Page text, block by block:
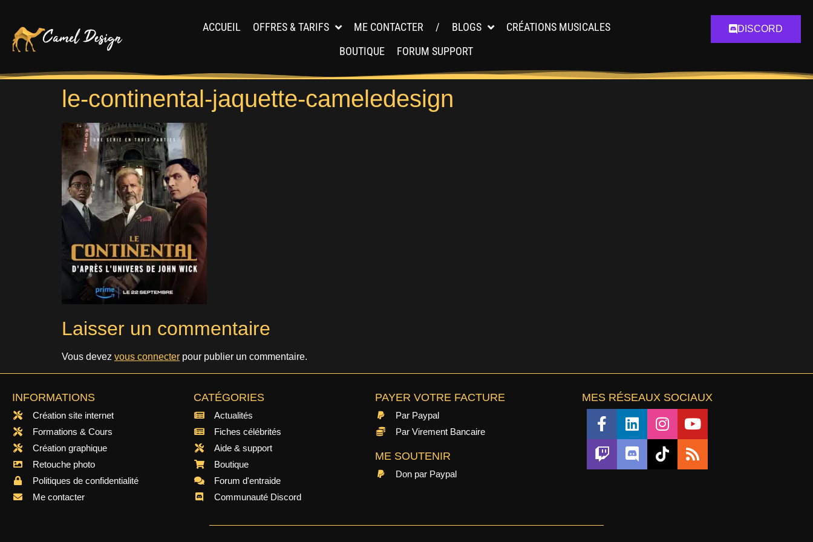
ACCUEIL OFFRES & TARIFS ME CONTACTER / BLOGS
CRÉATIONS MUSICALES
BOUTIQUE
FORUM SUPPORT
DISCORD
le-continental-jaquette-cameledesign
Laisser un commentaire
Vous devez vous connecter pour publier un commentaire.
INFORMATIONS
Création site internet
Formations & Cours
Création graphique
Retouche photo
Politiques de confidentialité
Me contacter
CATÉGORIES
Actualités
Fiches célébrités
Aide & support
Boutique
Forum d'entraide
Communauté Discord
PAYER VOTRE FACTURE
Par Paypal
Par Virement Bancaire
ME SOUTENIR
Don par Paypal
MES RÉSEAUX SOCIAUX